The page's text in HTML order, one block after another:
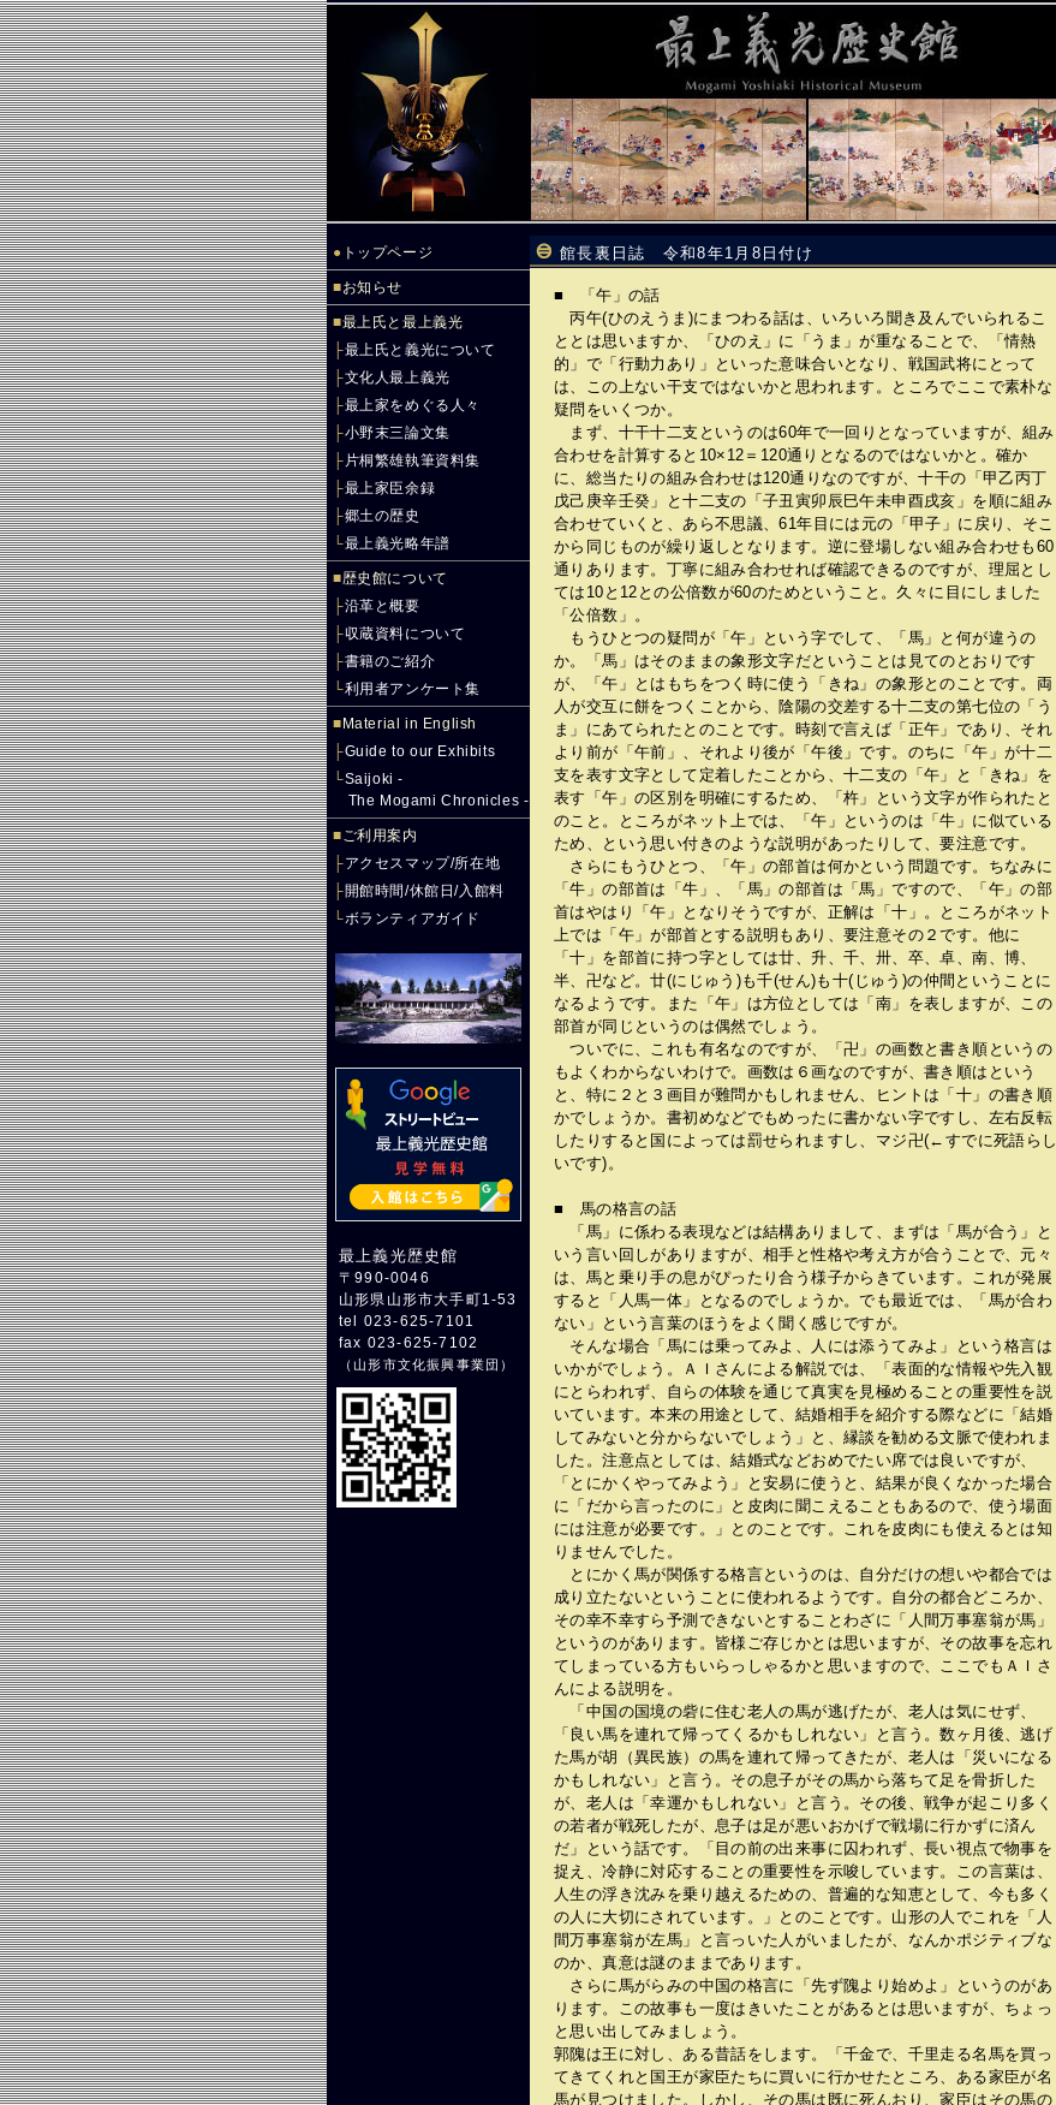
● トップページ
■お知らせ
■最上氏と最上義光
├最上氏と義光について
├文化人最上義光
├最上家をめぐる人々
├小野末三論文集
├ 片桐繁雄執筆資料集
├最上家臣余録
├郷土の歴史
└最上義光略年譜
■歴史館について
├沿革と概要
├収蔵資料について
├書籍のご紹介
└利用者アンケート集
■ Material in English
├Guide to our Exhibits
└Saijoki -
The Mogami Chronicles -
■ご利用案内
├アクセスマップ/所在地
├開館時間/休館日/入館料
└ボランティアガイド
最上義光歴史館
〒990-0046
山形県山形市大手町1-53
tel 023-625-7101
fax 023-625-7102
（山形市文化振興事業団 ）
館長裏日誌 令和8年1月8日付け
■ 「午」の話
丙午(ひのえうま)にまつわる話は、いろいろ聞き及んでいられるこ
ととは思いますか、「ひのえ」に「うま」が重なることで、「情熱
的」で「行動力あり」といった意味合いとなり、戦国武将にとって
は、この上ない干支ではないかと思われます。ところでここで素朴な
疑問をいくつか。
まず、十干十二支というのは60年で一回りとなっていますが、組み
合わせを計算すると10×12＝120通りとなるのではないかと。確か
に、総当たりの組み合わせは120通りなのですが、十干の「甲乙丙丁
戊己庚辛壬癸」と十二支の「子丑寅卯辰巳午未申酉戌亥」を順に組み
合わせていくと、あら不思議、61年目には元の「甲子」に戻り、そこ
から同じものが繰り返しとなります。逆に登場しない組み合わせも60
通りあります。丁寧に組み合わせれば確認できるのですが、理屈とし
ては10と12との公倍数が60のためということ。久々に目にしました
「公倍数」。
もうひとつの疑問が「午」という字でして、「馬」と何が違うの
か。「馬」はそのままの象形文字だということは見てのとおりです
が、「午」とはもちをつく時に使う「きね」の象形とのことです。両
人が交互に餅をつくことから、陰陽の交差する十二支の第七位の「う
ま」にあてられたとのことです。時刻で言えば「正午」であり、それ
より前が「午前」、それより後が「午後」です。のちに「午」が十二
支を表す文字として定着したことから、十二支の「午」と「きね」を
表す「午」の区別を明確にするため、「杵」という文字が作られたと
のこと。ところがネット上では、「午」というのは「牛」に似ている
ため、という思い付きのような説明があったりして、要注意です。
さらにもうひとつ、「午」の部首は何かという問題です。ちなみに
「牛」の部首は「牛」、「馬」の部首は「馬」ですので、「午」の部
首はやはり「午」となりそうですが、正解は「十」。ところがネット
上では「午」が部首とする説明もあり、要注意その２です。他に
「十」を部首に持つ字としては廿、升、千、卅、卒、卓、南、博、
半、卍など。廿(にじゅう)も千(せん)も十(じゅう)の仲間ということに
なるようです。また「午」は方位としては「南」を表しますが、この
部首が同じというのは偶然でしょう。
ついでに、これも有名なのですが、「卍」の画数と書き順というの
もよくわからないわけで。画数は６画なのですが、書き順はという
と、特に２と３画目が難問かもしれません、ヒントは「十」の書き順
かでしょうか。書初めなどでもめったに書かない字ですし、左右反転
したりすると国によっては罰せられますし、マジ卍(←すでに死語らし
いです)。
■ 馬の格言の話
「馬」に係わる表現などは結構ありまして、まずは「馬が合う」と
いう言い回しがありますが、相手と性格や考え方が合うことで、元々
は、馬と乗り手の息がぴったり合う様子からきています。これが発展
すると「人馬一体」となるのでしょうか。でも最近では、「馬が合わ
ない」という言葉のほうをよく聞く感じですが。
そんな場合「馬には乗ってみよ、人には添うてみよ」という格言は
いかがでしょう。ＡＩさんによる解説では、「表面的な情報や先入観
にとらわれず、自らの体験を通じて真実を見極めることの重要性を説
いています。本来の用途として、結婚相手を紹介する際などに「結婚
してみないと分からないでしょう」と、縁談を勧める文脈で使われま
した。注意点としては、結婚式などおめでたい席では良いですが、
「とにかくやってみよう」と安易に使うと、結果が良くなかった場合
に「だから言ったのに」と皮肉に聞こえることもあるので、使う場面
には注意が必要です。」とのことです。これを皮肉にも使えるとは知
りませんでした。
とにかく馬が関係する格言というのは、自分だけの想いや都合では
成り立たないということに使われるようです。自分の都合どころか、
その幸不幸すら予測できないとすることわざに「人間万事塞翁が馬」
というのがあります。皆様ご存じかとは思いますが、その故事を忘れ
てしまっている方もいらっしゃるかと思いますので、ここでもＡＩさ
んによる説明を。
「中国の国境の砦に住む老人の馬が逃げたが、老人は気にせず、
「良い馬を連れて帰ってくるかもしれない」と言う。数ヶ月後、逃げ
た馬が胡（異民族）の馬を連れて帰ってきたが、老人は「災いになる
かもしれない」と言う。その息子がその馬から落ちて足を骨折した
が、老人は「幸運かもしれない」と言う。その後、戦争が起こり多く
の若者が戦死したが、息子は足が悪いおかげで戦場に行かずに済ん
だ」という話です。「目の前の出来事に囚われず、長い視点で物事を
捉え、冷静に対応することの重要性を示唆しています。この言葉は、
人生の浮き沈みを乗り越えるための、普遍的な知恵として、今も多く
の人に大切にされています。」とのことです。山形の人でこれを「人
間万事塞翁が左馬」と言っいた人がいましたが、なんかポジティブな
のか、真意は謎のままであります。
さらに馬がらみの中国の格言に「先ず隗より始めよ」というのがあ
ります。この故事も一度はきいたことがあるとは思いますが、ちょっ
と思い出してみましょう。
郭隗は王に対し、ある昔話をします。「千金で、千里走る名馬を買っ
てきてくれと国王が家臣たちに買いに行かせたところ、ある家臣が名
馬が見つけました。しかし、その馬は既に死んおり、家臣はその馬の